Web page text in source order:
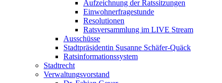
Aufzeichnung der Ratssitzungen
Einwohnerfragestunde
Resolutionen
Ratsversammlung im LIVE Stream
Ausschüsse
Stadtpräsidentin Susanne Schäfer-Quäck
Ratsinformationssystem
Stadtrecht
Verwaltungsvorstand